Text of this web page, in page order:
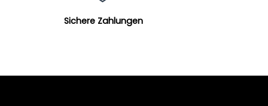
Sichere Zahlungen